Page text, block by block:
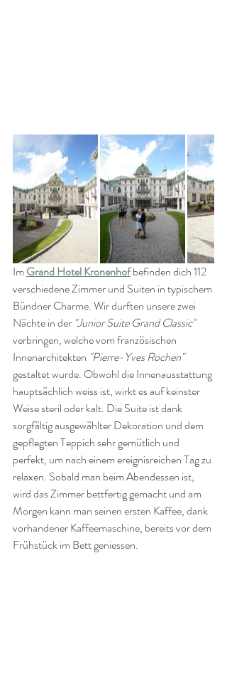
Im Grand Hotel Kronenhof befinden dich 112
verschiedene Zimmer und Suiten in typischem
Bündner Charme. Wir durften unsere zwei
Nächte in der "Junior Suite Grand Classic"
verbringen, welche vom französischen
Innenarchitekten "Pierre-Yves Rochen"
gestaltet wurde. Obwohl die Innenausstattung
hauptsächlich weiss ist, wirkt es auf keinster
Weise steril oder kalt. Die Suite ist dank
sorgfältig ausgewählter Dekoration und dem
gepflegten Teppich sehr gemütlich und
perfekt, um nach einem ereignisreichen Tag zu
relaxen. Sobald man beim Abendessen ist,
wird das Zimmer bettfertig gemacht und am
Morgen kann man seinen ersten Kaffee, dank
vorhandener Kaffeemaschine, bereits vor dem
Frühstück im Bett geniessen.